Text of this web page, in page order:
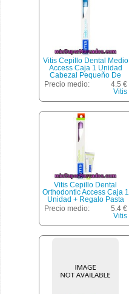
Vitis Cepillo Dental Medio
Access Caja 1 Unidad
Cabezal Pequeño De
Dureza Media
Precio medio:
4.5 €
Vitis
Vitis Cepillo Dental
Orthodontic Access Caja 1
Unidad + Regalo Pasta
Dental Orthodontic 15ml
Precio medio:
5.4 €
Vitis